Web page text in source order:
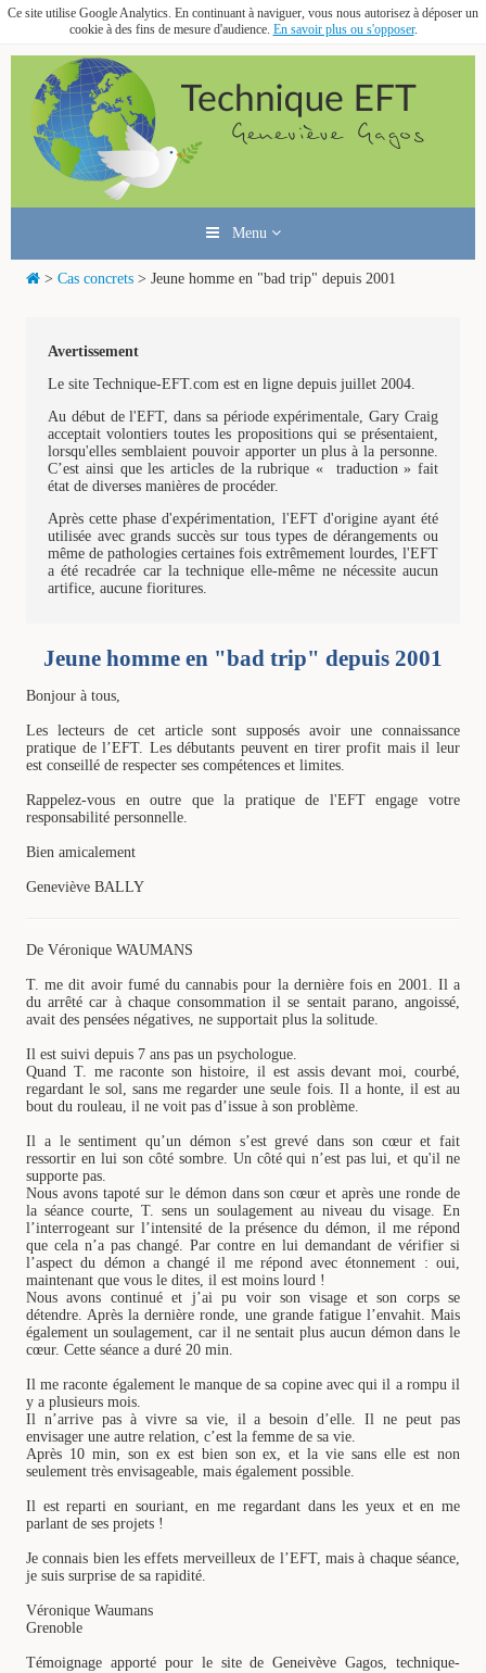
Ce site utilise Google Analytics. En continuant à naviguer, vous nous autorisez à déposer un
cookie à des fins de mesure d'audience. En savoir plus ou s'opposer.
Menu
> Cas concrets > Jeune homme en "bad trip" depuis 2001
Avertissement
Le site Technique-EFT.com est en ligne depuis juillet 2004.
Au début de l'EFT, dans sa période expérimentale, Gary Craig
acceptait volontiers toutes les propositions qui se présentaient,
lorsqu'elles semblaient pouvoir apporter un plus à la personne.
C’est ainsi que les articles de la rubrique « traduction » fait
état de diverses manières de procéder.
Après cette phase d'expérimentation, l'EFT d'origine ayant été
utilisée avec grands succès sur tous types de dérangements ou
même de pathologies certaines fois extrêmement lourdes, l'EFT
a été recadrée car la technique elle-même ne nécessite aucun
artifice, aucune fioritures.
Jeune homme en "bad trip" depuis 2001
Bonjour à tous,
Les lecteurs de cet article sont supposés avoir une connaissance
pratique de l’EFT. Les débutants peuvent en tirer profit mais il leur
est conseillé de respecter ses compétences et limites.
Rappelez-vous en outre que la pratique de l'EFT engage votre
responsabilité personnelle.
Bien amicalement
Geneviève BALLY
De Véronique WAUMANS
T. me dit avoir fumé du cannabis pour la dernière fois en 2001. Il a
du arrêté car à chaque consommation il se sentait parano, angoissé,
avait des pensées négatives, ne supportait plus la solitude.
Il est suivi depuis 7 ans pas un psychologue.
Quand T. me raconte son histoire, il est assis devant moi, courbé,
regardant le sol, sans me regarder une seule fois. Il a honte, il est au
bout du rouleau, il ne voit pas d’issue à son problème.
Il a le sentiment qu’un démon s’est grevé dans son cœur et fait
ressortir en lui son côté sombre. Un côté qui n’est pas lui, et qu'il ne
supporte pas.
Nous avons tapoté sur le démon dans son cœur et après une ronde de
la séance courte, T. sens un soulagement au niveau du visage. En
l’interrogeant sur l’intensité de la présence du démon, il me répond
que cela n’a pas changé. Par contre en lui demandant de vérifier si
l’aspect du démon a changé il me répond avec étonnement : oui,
maintenant que vous le dites, il est moins lourd !
Nous avons continué et j’ai pu voir son visage et son corps se
détendre. Après la dernière ronde, une grande fatigue l’envahit. Mais
également un soulagement, car il ne sentait plus aucun démon dans le
cœur. Cette séance a duré 20 min.
Il me raconte également le manque de sa copine avec qui il a rompu il
y a plusieurs mois.
Il n’arrive pas à vivre sa vie, il a besoin d’elle. Il ne peut pas
envisager une autre relation, c’est la femme de sa vie.
Après 10 min, son ex est bien son ex, et la vie sans elle est non
seulement très envisageable, mais également possible.
Il est reparti en souriant, en me regardant dans les yeux et en me
parlant de ses projets !
Je connais bien les effets merveilleux de l’EFT, mais à chaque séance,
je suis surprise de sa rapidité.
Véronique Waumans
Grenoble
Témoignage apporté pour le site de Geneivève Gagos, technique-